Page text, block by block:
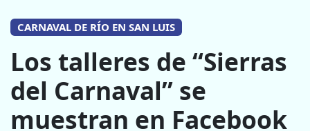
CARNAVAL DE RÍO EN SAN LUIS
Los talleres de “Sierras
del Carnaval” se
muestran en Facebook